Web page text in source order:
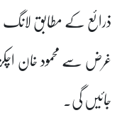
ذرائع کے مطابق
غرض سے محمود خان
جائیں گی۔